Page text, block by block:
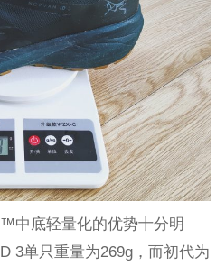
中底轻量化的优势十分明
3单只重量为269g，而初代为